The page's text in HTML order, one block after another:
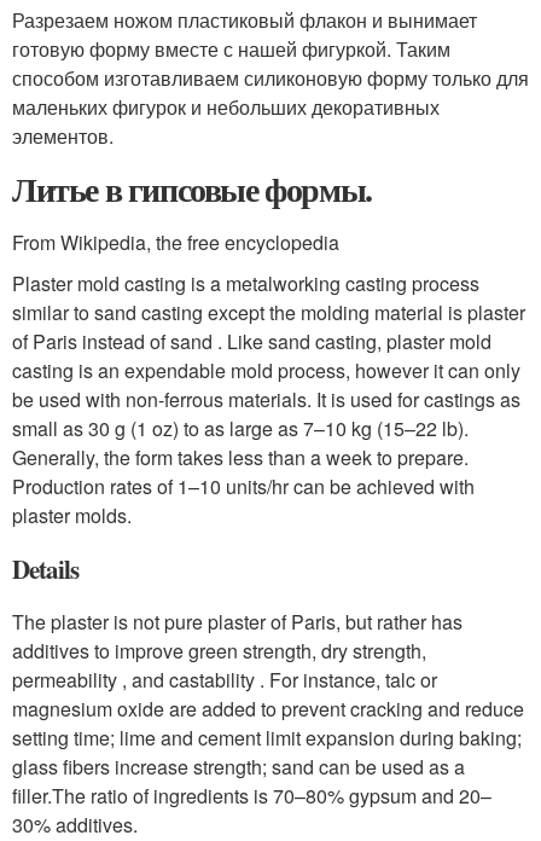
Разрезаем ножом пластиковый флакон и вынимает
готовую форму вместе с нашей фигуркой. Таким
способом изготавливаем силиконовую форму только для
маленьких фигурок и небольших декоративных
элементов.
Литье в гипсовые формы.
From Wikipedia, the free encyclopedia
Plaster mold casting is a metalworking casting process
similar to sand casting except the molding material is plaster
of Paris instead of sand . Like sand casting, plaster mold
casting is an expendable mold process, however it can only
be used with non-ferrous materials. It is used for castings as
small as 30 g (1 oz) to as large as 7–10 kg (15–22 lb).
Generally, the form takes less than a week to prepare.
Production rates of 1–10 units/hr can be achieved with
plaster molds.
Details
The plaster is not pure plaster of Paris, but rather has
additives to improve green strength, dry strength,
permeability , and castability . For instance, talc or
magnesium oxide are added to prevent cracking and reduce
setting time; lime and cement limit expansion during baking;
glass fibers increase strength; sand can be used as a
filler.The ratio of ingredients is 70–80% gypsum and 20–
30% additives.